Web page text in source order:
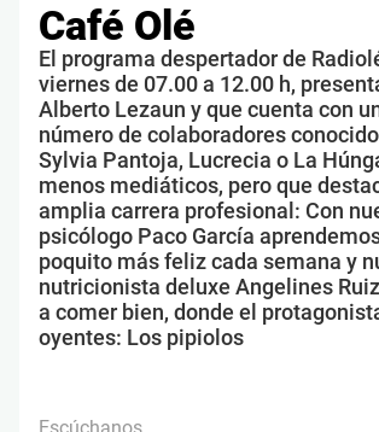
Café Olé
El programa despertador de
viernes de 07.00 a 12.00 h,
Alberto Lezaun y que cuenta con
número de colaboradores
Sylvia Pantoja, Lucrecia o La
menos mediáticos, pero que
amplia carrera profesional: Con
psicólogo Paco García
poquito más feliz cada semana y
nutricionista deluxe Angelines
a comer bien, donde el
oyentes: Los pipiolos